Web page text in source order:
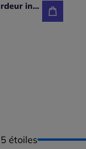
T-shirt sport avec débardeur intégré à encolure ronde et manches courtes
5 étoiles